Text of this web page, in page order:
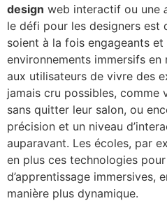
design web interactif ou une
le défi pour les designers est
soient à la fois engageants
environnements immersifs
aux utilisateurs de vivre des
jamais cru possibles, comme
sans quitter leur salon, ou
précision et un niveau
auparavant. Les écoles, par
en plus ces technologies
d’apprentissage immersives,
manière plus dynamique.